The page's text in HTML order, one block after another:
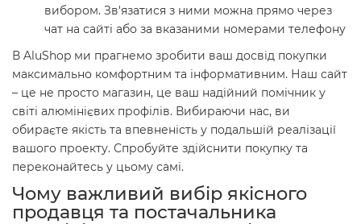
вибором. Зв'язатися з ними можна прямо через
чат на сайті або за вказаними номерами телефону
В AluShop ми прагнемо зробити ваш досвід покупки
максимально комфортним та інформативним. Наш сайт
– це не просто магазин, це ваш надійний помічник у
світі алюмінієвих профілів. Вибираючи нас, ви
обираєте якість та впевненість у подальшій реалізації
вашого проекту. Спробуйте здійснити покупку та
переконайтесь у цьому самі.
Чому важливий вибір якісного
продавця та постачальника